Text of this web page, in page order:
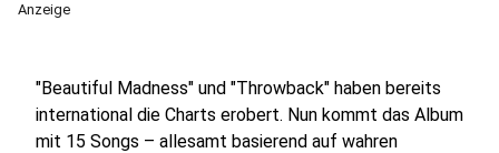
Anzeige
"Beautiful Madness" und "Throwback" haben bereits
international die Charts erobert. Nun kommt das Album
mit 15 Songs – allesamt basierend auf wahren